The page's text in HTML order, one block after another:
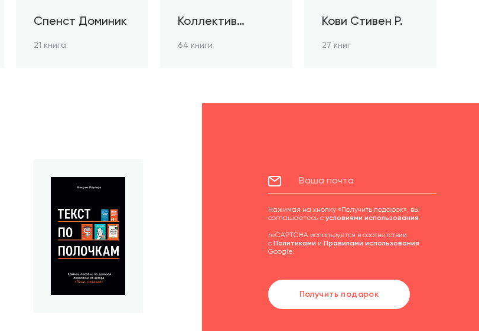
Спенст Доминик
21 книга
Коллектив
64 книги
Кови Стивен Р.
27 книг
Нажимая на кнопку «Получить подарок», вы
соглашаетесь с условиями использования.
reCAPTCHA используется в соответствии
с Политиками и Правилами использования
Google.
Получить подарок